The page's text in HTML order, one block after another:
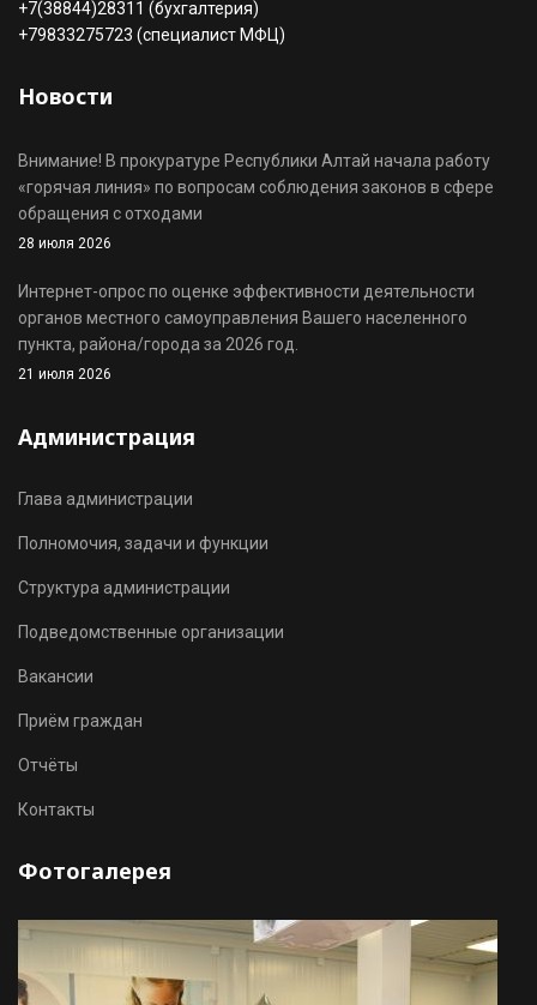
+7(38844)28311 (бухгалтерия)
+79833275723 (специалист МФЦ)
Новости
Внимание! В прокуратуре Республики Алтай начала работу
«горячая линия» по вопросам соблюдения законов в сфере
обращения с отходами
28 июля 2026
Интернет-опрос по оценке эффективности деятельности
органов местного самоуправления Вашего населенного
пункта, района/города за 2026 год.
21 июля 2026
Администрация
Глава администрации
Полномочия, задачи и функции
Структура администрации
Подведомственные организации
Вакансии
Приём граждан
Отчёты
Контакты
Фотогалерея